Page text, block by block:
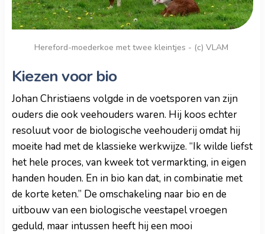
Hereford-moederkoe met twee kleintjes - (c) VLAM
Kiezen voor bio
Johan Christiaens volgde in de voetsporen van zijn
ouders die ook veehouders waren. Hij koos echter
resoluut voor de biologische veehouderij omdat hij
moeite had met de klassieke werkwijze. “Ik wilde liefst
het hele proces, van kweek tot vermarkting, in eigen
handen houden. En in bio kan dat, in combinatie met
de korte keten.” De omschakeling naar bio en de
uitbouw van een biologische veestapel vroegen
geduld, maar intussen heeft hij een mooi